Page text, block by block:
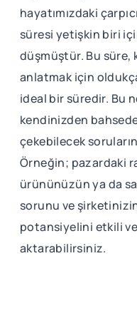
hayatımızdaki
süresi yetişkin biri
düşmüştür. Bu süre,
anlatmak için
ideal bir süredir. Bu
kendinizden
çekebilecek
Örneğin; pazardaki
ürününüzün ya da
sorunu ve
potansiyelini etkili ve
aktarabilirsiniz.